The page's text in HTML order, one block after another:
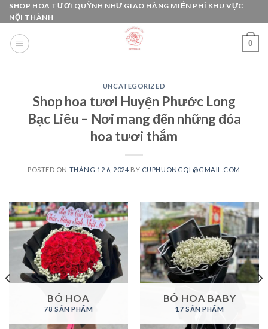
Skip
to
content
SHOP HOA TƯƠI QUỲNH NHƯ GIAO HÀNG MIỄN PHÍ KHU VỰC
NỘI THÀNH
0
UNCATEGORIZED
Shop hoa tươi Huyện Phước Long
Bạc Liêu – Nơi mang đến những đóa
hoa tươi thắm
POSTED ON THÁNG 12 6, 2024 BY CUPHUONGQL@GMAIL.COM
BÓ HOA
78 SẢN PHẨM
BÓ HOA BABY
17 SẢN PHẨM